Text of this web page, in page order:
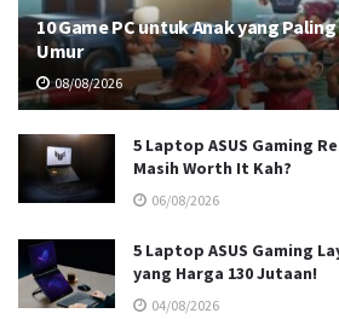
10 Game PC untuk Anak yang
Umur
08/08/2026
5 Laptop ASUS Gaming
Masih Worth It Kah?
06/08/2026
5 Laptop ASUS Gaming
yang Harga 130 Jutaan!
04/08/2026